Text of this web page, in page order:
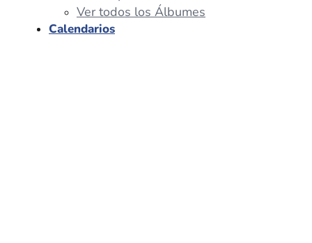
Ver todos los Álbumes
Calendarios